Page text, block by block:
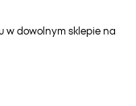
w dowolnym sklepie na